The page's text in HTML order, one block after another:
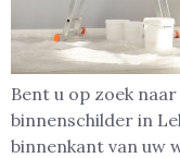
Bent u op zoek
binnenschilder in
binnenkant van uw